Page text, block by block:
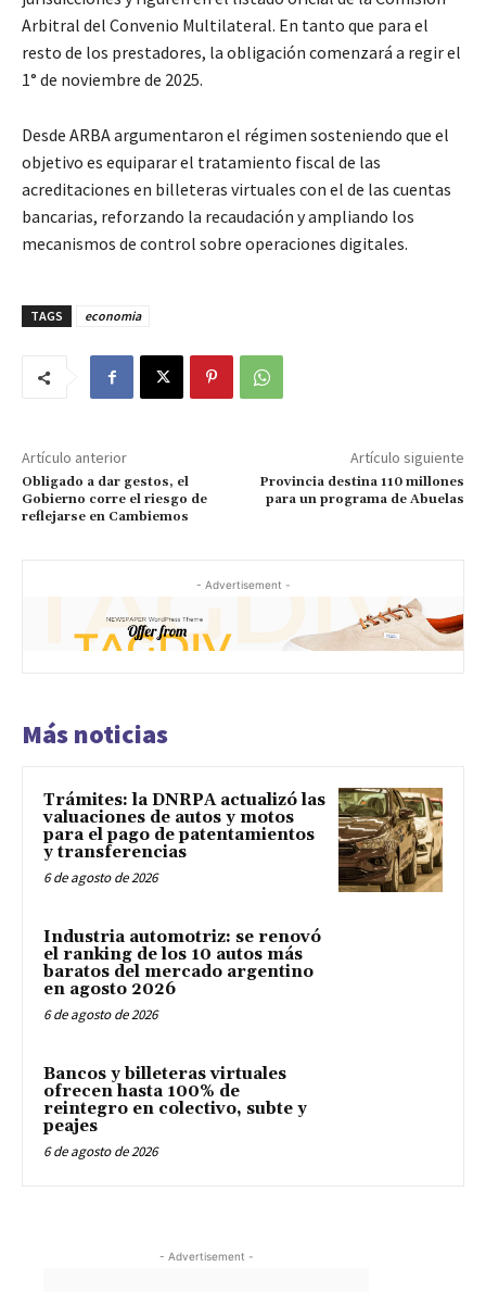
Arbitral del Convenio Multilateral. En tanto que para el
resto de los prestadores, la obligación comenzará a regir el
1° de noviembre de 2025.
Desde ARBA argumentaron el régimen sosteniendo que el
objetivo es equiparar el tratamiento fiscal de las
acreditaciones en billeteras virtuales con el de las cuentas
bancarias, reforzando la recaudación y ampliando los
mecanismos de control sobre operaciones digitales.
TAGS economia
Artículo anterior
Obligado a dar gestos, el
Gobierno corre el riesgo de
reflejarse en Cambiemos
Artículo siguiente
Provincia destina 110 millones
para un programa de Abuelas
- Advertisement -
Más noticias
Trámites: la DNRPA actualizó las
valuaciones de autos y motos
para el pago de patentamientos
y transferencias
6 de agosto de 2026
Industria automotriz: se renovó
el ranking de los 10 autos más
baratos del mercado argentino
en agosto 2026
6 de agosto de 2026
Bancos y billeteras virtuales
ofrecen hasta 100% de
reintegro en colectivo, subte y
peajes
6 de agosto de 2026
- Advertisement -